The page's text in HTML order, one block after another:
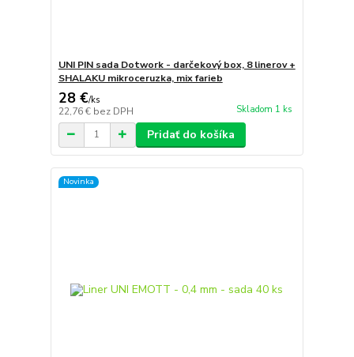
UNI PIN sada Dotwork - darčekový box, 8 linerov +
SHALAKU mikroceruzka, mix farieb
28 €/ks
22,76 € bez DPH Skladom 1 ks
Pridať do košíka
Novinka